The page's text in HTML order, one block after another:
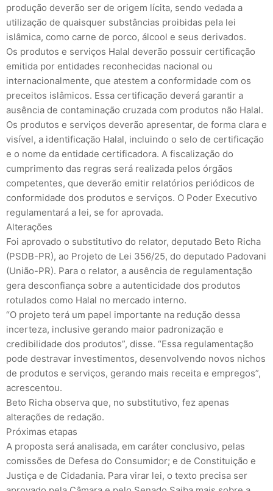
produção deverão ser de origem lícita, sendo vedada a
utilização de quaisquer substâncias proibidas pela lei
islâmica, como carne de porco, álcool e seus derivados.
Os produtos e serviços Halal deverão possuir certificação
emitida por entidades reconhecidas nacional ou
internacionalmente, que atestem a conformidade com os
preceitos islâmicos. Essa certificação deverá garantir a
ausência de contaminação cruzada com produtos não Halal.
Os produtos e serviços deverão apresentar, de forma clara e
visível, a identificação Halal, incluindo o selo de certificação
e o nome da entidade certificadora. A fiscalização do
cumprimento das regras será realizada pelos órgãos
competentes, que deverão emitir relatórios periódicos de
conformidade dos produtos e serviços. O Poder Executivo
regulamentará a lei, se for aprovada.
Alterações
Foi aprovado o substitutivo do relator, deputado Beto Richa
(PSDB-PR), ao Projeto de Lei 356/25, do deputado Padovani
(União-PR). Para o relator, a ausência de regulamentação
gera desconfiança sobre a autenticidade dos produtos
rotulados como Halal no mercado interno.
“O projeto terá um papel importante na redução dessa
incerteza, inclusive gerando maior padronização e
credibilidade dos produtos”, disse. “Essa regulamentação
pode destravar investimentos, desenvolvendo novos nichos
de produtos e serviços, gerando mais receita e empregos”,
acrescentou.
Beto Richa observa que, no substitutivo, fez apenas
alterações de redação.
Próximas etapas
A proposta será analisada, em caráter conclusivo, pelas
comissões de Defesa do Consumidor; e de Constituição e
Justiça e de Cidadania. Para virar lei, o texto precisa ser